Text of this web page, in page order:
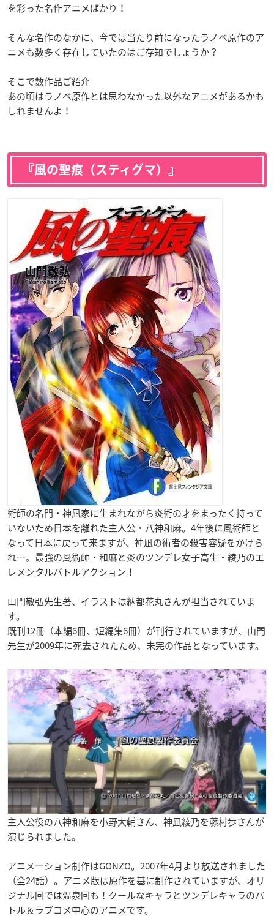
を彩った名作アニメばかり！
そんな名作のなかに、今では当たり前になったラノベ原作のア
ニメも数多く存在していたのはご存知でしょうか？
そこで数作品ご紹介
あの頃はラノベ原作とは思わなかった以外なアニメがあるかも
しれませんよ！
『風の聖痕（スティグマ）』
術師の名門・神凪家に生まれながら炎術の才をまったく持って
いないため日本を離れた主人公・八神和麻。4年後に風術師と
なって日本に戻って来ますが、神凪の術者の殺害容疑をかけら
れ…。最強の風術師・和麻と炎のツンデレ女子高生・綾乃のエ
レメンタルバトルアクション！
山門敬弘先生著、イラストは納都花丸さんが担当されていま
す。
既刊12冊（本編6冊、短編集6冊）が刊行されていますが、山門
先生が2009年に死去されたため、未完の作品となっています。
主人公役の八神和麻を小野大輔さん、神凪綾乃を藤村歩さんが
演じられました。
アニメーション制作はGONZO。2007年4月より放送されました
（全24話）。アニメ版は原作を基に制作されていますが、オリ
ジナル回では温泉回も！クールなキャラとツンデレキャラのバ
トル＆ラブコメ中心のアニメです。